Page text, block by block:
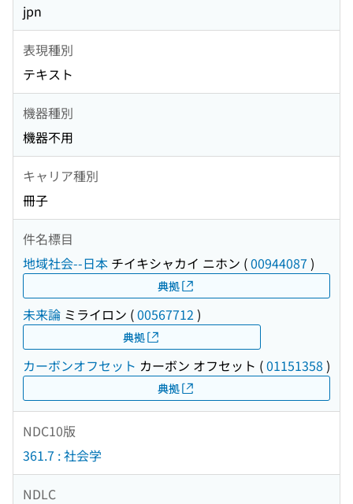
jpn
表現種別
テキスト
機器種別
機器不用
キャリア種別
冊子
件名標目
地域社会--日本 チイキシャカイ ニホン (00944087 )
典拠
未来論 ミライロン (00567712 )
典拠
カーボンオフセット カーボン オフセット (01151358 )
典拠
NDC10版
361.7 : 社会学
NDLC